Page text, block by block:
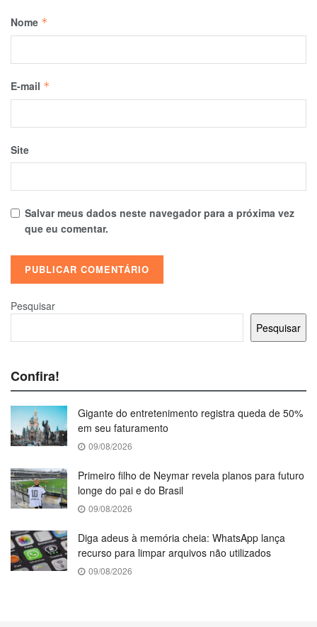
Nome *
E-mail *
Site
Salvar meus dados neste navegador para a próxima vez
que eu comentar.
Pesquisar
Pesquisar
Confira!
Gigante do entretenimento registra queda de 50%
em seu faturamento
09/08/2026
Primeiro filho de Neymar revela planos para futuro
longe do pai e do Brasil
09/08/2026
Diga adeus à memória cheia: WhatsApp lança
recurso para limpar arquivos não utilizados
09/08/2026